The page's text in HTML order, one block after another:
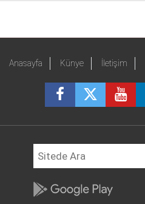
Anasayfa Künye İletişim